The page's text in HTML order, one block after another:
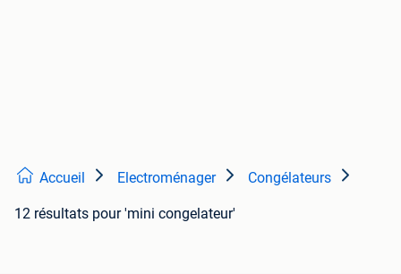
Accueil Electroménager Congélateurs
12 résultats pour 'mini congelateur'